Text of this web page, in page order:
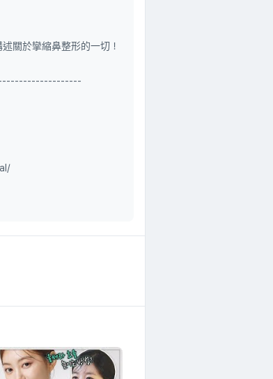
關於攣縮鼻整形的一切！